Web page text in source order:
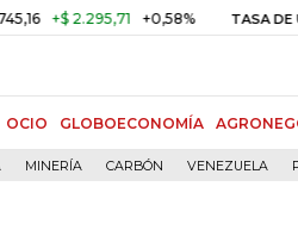
2.295,71 +0,58% TASA DE USURA
OCIO GLOBOECONOMÍA
MINERÍA CARBÓN VENEZUELA